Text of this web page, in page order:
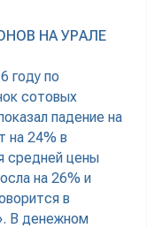
НА УРАЛЕ
году по
сотовых
падение на
на 24% в
средней цены
на 26% и
в
В денежном